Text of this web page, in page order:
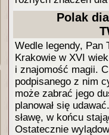
Polak
Wedle legendy, Pan
Krakowie w XVI
i znajomość magii.
podpisanego z nim
może zabrać jego
planował się
sławę, w końcu
Ostatecznie